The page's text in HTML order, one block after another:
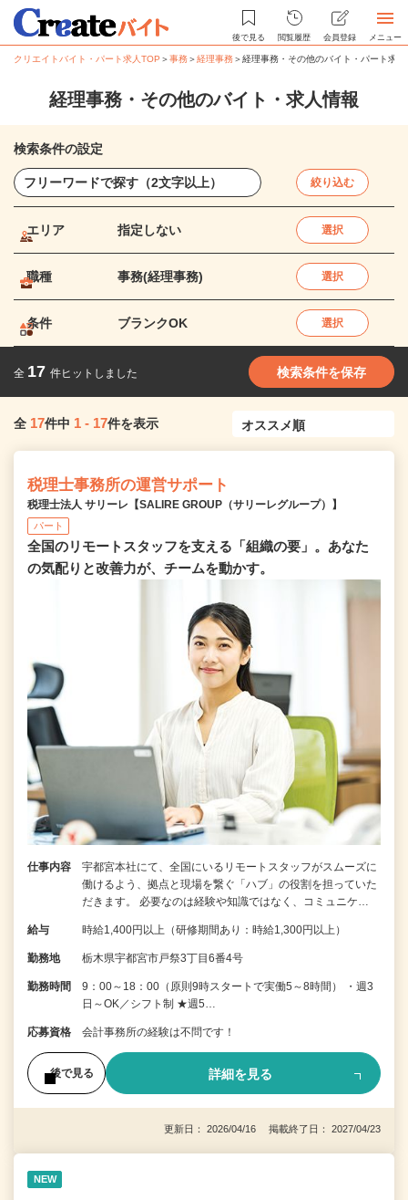
後で見る 閲覧履歴 会員登録 メニュー
クリエイトバイト・パート求人TOP ＞事務＞経理事務＞経理事務・その他のバイト・パート求人
経理事務・その他のバイト・求人情報
検索条件の設定
絞り込む
エリア 指定しない 選択
職種 事務(経理事務) 選択
条件 ブランクOK 選択
全 17 件ヒットしました 検索条件を保存
全 17件中 1 - 17件を表示
税理士事務所の運営サポート
税理士法人 サリーレ【SALIRE GROUP（サリーレグループ）】
パート
全国のリモートスタッフを支える「組織の要」。あなた
の気配りと改善力が、チームを動かす。
仕事内容
宇都宮本社にて、全国にいるリモートスタッフがスムーズに
働けるよう、拠点と現場を繋ぐ「ハブ」の役割を担っていた
だきます。 必要なのは経験や知識ではなく、コミュニケ…
給与 時給1,400円以上（研修期間あり：時給1,300円以上）
勤務地 栃木県宇都宮市戸祭3丁目6番4号
勤務時間
9：00～18：00（原則9時スタートで実働5～8時間） ・週3
日～OK／シフト制 ★週5…
応募資格 会計事務所の経験は不問です！
後で見る 詳細を見る
更新日： 2026/04/16 掲載終了日： 2027/04/23
NEW